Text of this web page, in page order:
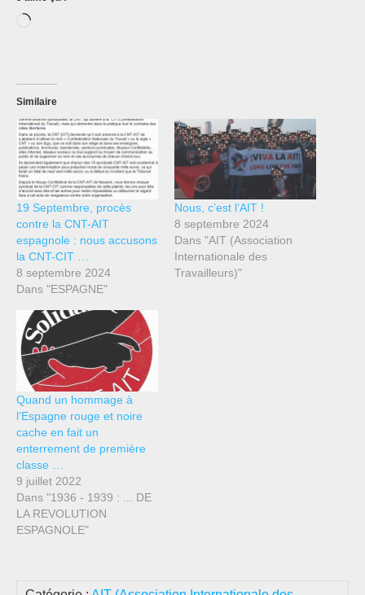
Chargement…
Similaire
19 Septembre, procès
contre la CNT-AIT
espagnole : nous accusons
la CNT-CIT …
8 septembre 2024
Dans "ESPAGNE"
Nous, c’est l’AIT !
8 septembre 2024
Dans "AIT (Association
Internationale des
Travailleurs)"
Quand un hommage à
l’Espagne rouge et noire
cache en fait un
enterrement de première
classe …
9 juillet 2022
Dans "1936 - 1939 : ... DE
LA REVOLUTION
ESPAGNOLE"